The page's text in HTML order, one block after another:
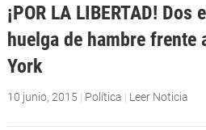
¡POR LA LIBERTAD!
huelga de hambre frente
York
10 junio, 2015 | Política | Leer Noticia